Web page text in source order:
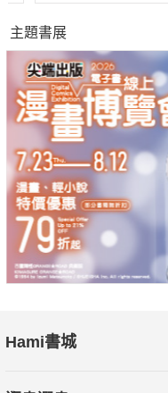
主題書展
Hami書城